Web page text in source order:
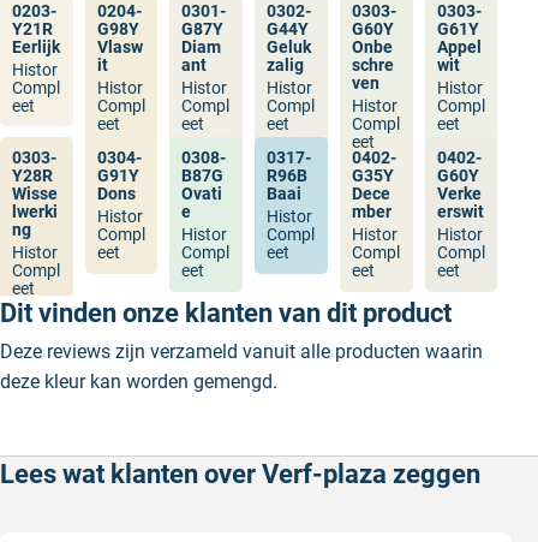
0203-
Y21R
Eerlijk
Histor
Compl
eet
0204-
G98Y
Vlasw
it
Histor
Compl
eet
0301-
G87Y
Diam
ant
Histor
Compl
eet
0302-
G44Y
Geluk
zalig
Histor
Compl
eet
0303-
G60Y
Onbe
schre
ven
Histor
Compl
eet
0303-
G61Y
Appel
wit
Histor
Compl
eet
0303-
Y28R
Wisse
lwerki
ng
Histor
Compl
eet
0304-
G91Y
Dons
Histor
Compl
eet
0308-
B87G
Ovati
e
Histor
Compl
eet
0317-
R96B
Baai
Histor
Compl
eet
0402-
G35Y
Dece
mber
Histor
Compl
eet
0402-
G60Y
Verke
erswit
Histor
Compl
eet
Dit vinden onze klanten van dit product
Deze reviews zijn verzameld vanuit alle producten waarin
deze kleur kan worden gemengd.
Lees wat klanten over Verf-plaza zeggen